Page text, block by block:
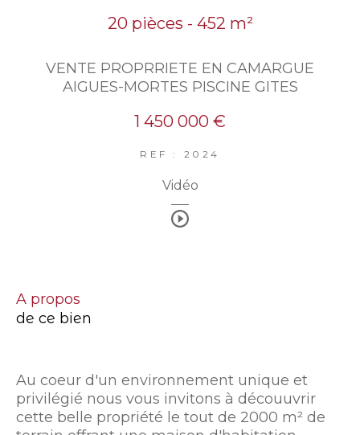
20 pièces - 452 m²
VENTE PROPRRIETE EN CAMARGUE
AIGUES-MORTES PISCINE GITES
1 450 000 €
REF : 2024
Vidéo
a propos
de ce bien
Au coeur d'un environnement unique et
privilégié nous vous invitons à découuvrir
cette belle propriété le tout de 2000 m² de